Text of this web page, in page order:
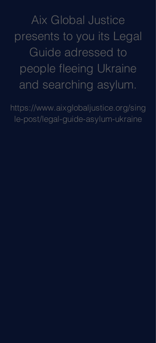
Aix Global Justice
presents to you its Legal
Guide adressed to
people fleeing Ukraine
and searching asylum.
https://www.aixglobaljustice.org/sing
le-post/legal-guide-asylum-ukraine